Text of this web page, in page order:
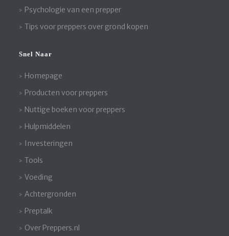
Psychologie van een prepper
Tips voor preppers over grond kopen
Snel Naar
Homepage
Producten voor preppers
Nuttige boeken voor preppers
Hulpmiddelen
Investeringen
Tools
Voeding
Achtergronden
Preptalk
Over Preppers.nl